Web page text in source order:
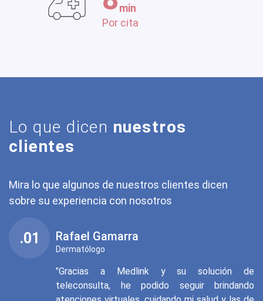
min
Por cita
Lo que dicen nuestros
clientes
Mira lo que algunos de nuestros clientes dicen
sobre su experiencia con nosotros
a Medlink y su solución de
he podido seguir brindando
"Con la web
tener